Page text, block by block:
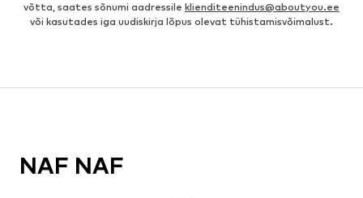
võtta, saates sõnumi aadressile klienditeenindus@aboutyou.ee
või kasutades iga uudiskirja lõpus olevat tühistamisvõimalust.
NAF NAF